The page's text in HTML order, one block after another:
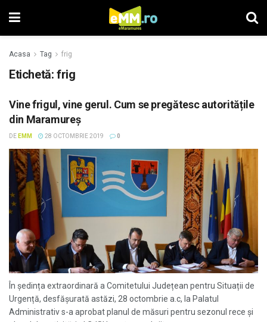
Acasa Tag frig
Etichetă: frig
Vine frigul, vine gerul. Cum se pregătesc autoritățile
din Maramureș
DE EMM 28 OCTOMBRIE 2019 0
În ședința extraordinară a Comitetului Județean pentru Situații de
Urgență, desfășurată astăzi, 28 octombrie a.c, la Palatul
Administrativ s-a aprobat planul de măsuri pentru sezonul rece și